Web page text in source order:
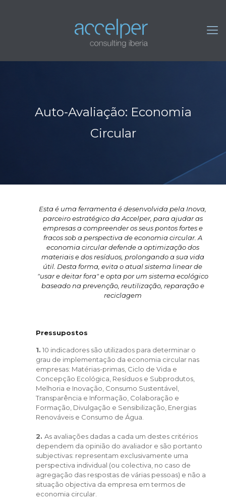
Auto-Avaliação: Economia
Circular
Esta é uma ferramenta é desenvolvida pela Inova,
parceiro estratégico da Accelper, para ajudar as
empresas a compreender os seus pontos fortes e
fracos sob a perspectiva de economia circular. A
economia circular defende a optimização dos
materiais e dos resíduos, prolongando a sua vida
útil. Desta forma, evita o atual sistema linear de
"usar e deitar fora" e opta por um sistema ecológico
baseado na prevenção, reutilização, reparação e
reciclagem
Pressupostos
1. 10 indicadores são utilizados para determinar o
grau de implementação da economia circular nas
empresas: Matérias-primas, Ciclo de Vida e
Concepção Ecológica, Resíduos e Subprodutos,
Melhoria e Inovação, Consumo Sustentável,
Transparência e Informação, Colaboração e
Formação, Divulgação e Sensibilização, Energias
Renováveis e Consumo de Água.
2.As avaliações dadas a cada um destes critérios
dependem da opinião do avaliador e são portanto
subjectivas: representam exclusivamente uma
perspectiva individual (ou colectiva, no caso de
agregação das respostas de várias pessoas) e não a
situação objectiva da empresa em termos de
economia circular.